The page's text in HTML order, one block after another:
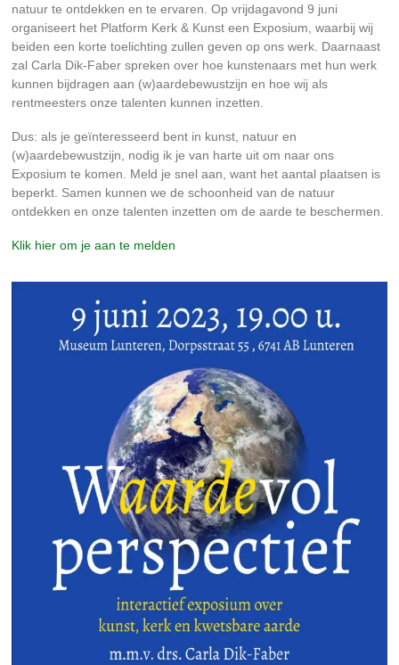
natuur te ontdekken en te ervaren. Op vrijdagavond 9 juni
organiseert het Platform Kerk & Kunst een Exposium, waarbij wij
beiden een korte toelichting zullen geven op ons werk. Daarnaast
zal Carla Dik-Faber spreken over hoe kunstenaars met hun werk
kunnen bijdragen aan (w)aardebewustzijn en hoe wij als
rentmeesters onze talenten kunnen inzetten.
Dus: als je geïnteresseerd bent in kunst, natuur en
(w)aardebewustzijn, nodig ik je van harte uit om naar ons
Exposium te komen. Meld je snel aan, want het aantal plaatsen is
beperkt. Samen kunnen we de schoonheid van de natuur
ontdekken en onze talenten inzetten om de aarde te beschermen.
Klik hier om je aan te melden